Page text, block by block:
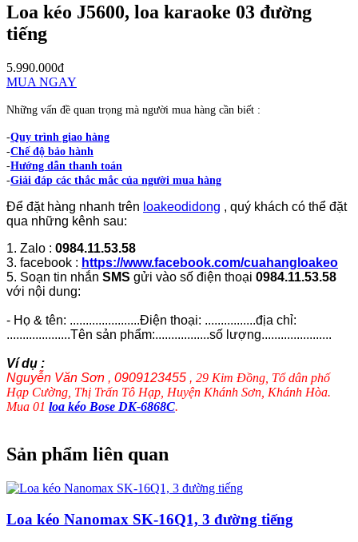
Loa kéo J5600, loa karaoke 03 đường
tiếng
5.990.000đ
MUA NGAY
Những vấn đề quan trọng mà người mua hàng cần biết :
-Quy trình giao hàng
-Chế độ bảo hành
-Hướng dẫn thanh toán
-Giải đáp các thắc mắc của người mua hàng
Để đặt hàng nhanh trên loakeodidong , quý khách có thể đặt
qua những kênh sau:
1. Zalo : 0984.11.53.58
3. facebook : https://www.facebook.com/cuahangloakeo
5. Soạn tin nhắn SMS gửi vào số điện thoại 0984.11.53.58
với nội dung:
- Họ & tên: ......................Điện thoại: ................địa chỉ:
....................Tên sản phẩm:.................số lượng......................
Ví dụ :
Nguyễn Văn Sơn , 0909123455 , 29 Kim Đồng, Tổ dân phố
Hạp Cường, Thị Trấn Tô Hạp, Huyện Khánh Sơn, Khánh Hòa.
Mua 01 loa kéo Bose DK-6868C.
Sản phẩm liên quan
Loa kéo Nanomax SK-16Q1, 3 đường tiếng